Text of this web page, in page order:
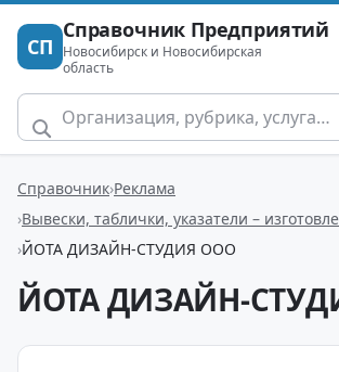
СП
Справочник Предприятий
Новосибирск и Новосибирская
область
Справочник Реклама
Вывески, таблички, указатели –
ЙОТА ДИЗАЙН-СТУДИЯ ООО
ЙОТА ДИЗАЙН-